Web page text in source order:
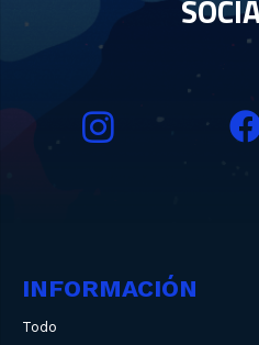
INFORMACIÓN
Todo